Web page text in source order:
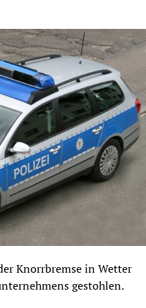
Knorrbremse in Wetter
gestohlen.